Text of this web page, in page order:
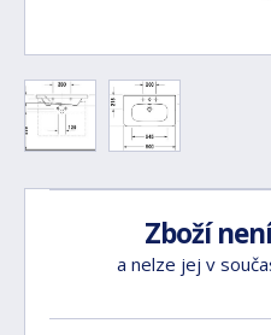
Zboží
a nelze jej v